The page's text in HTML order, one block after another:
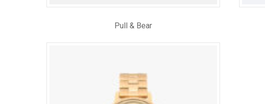
Pull & Bear